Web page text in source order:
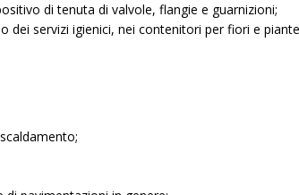
di tenuta di valvole, flangie e guarnizioni;
dei servizi igienici, nei contenitori per fiori e